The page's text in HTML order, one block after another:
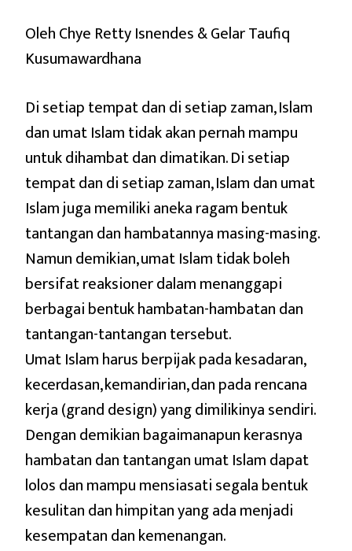
Oleh Chye Retty Isnendes & Gelar Taufiq
Kusumawardhana
Di setiap tempat dan di setiap zaman, Islam
dan umat Islam tidak akan pernah mampu
untuk dihambat dan dimatikan. Di setiap
tempat dan di setiap zaman, Islam dan umat
Islam juga memiliki aneka ragam bentuk
tantangan dan hambatannya masing-masing.
Namun demikian, umat Islam tidak boleh
bersifat reaksioner dalam menanggapi
berbagai bentuk hambatan-hambatan dan
tantangan-tantangan tersebut.
Umat Islam harus berpijak pada kesadaran,
kecerdasan, kemandirian, dan pada rencana
kerja (grand design) yang dimilikinya sendiri.
Dengan demikian bagaimanapun kerasnya
hambatan dan tantangan umat Islam dapat
lolos dan mampu mensiasati segala bentuk
kesulitan dan himpitan yang ada menjadi
kesempatan dan kemenangan.